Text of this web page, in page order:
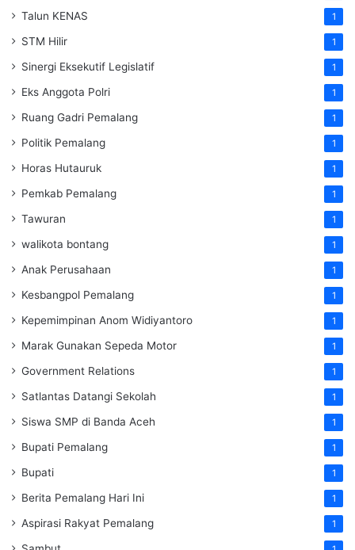
Talun KENAS 1
STM Hilir 1
Sinergi Eksekutif Legislatif 1
Eks Anggota Polri 1
Ruang Gadri Pemalang 1
Politik Pemalang 1
Horas Hutauruk 1
Pemkab Pemalang 1
Tawuran 1
walikota bontang 1
Anak Perusahaan 1
Kesbangpol Pemalang 1
Kepemimpinan Anom Widiyantoro 1
Marak Gunakan Sepeda Motor 1
Government Relations 1
Satlantas Datangi Sekolah 1
Siswa SMP di Banda Aceh 1
Bupati Pemalang 1
Bupati 1
Berita Pemalang Hari Ini 1
Aspirasi Rakyat Pemalang 1